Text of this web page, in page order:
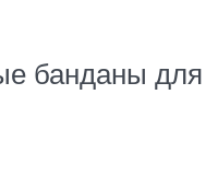
банданы для